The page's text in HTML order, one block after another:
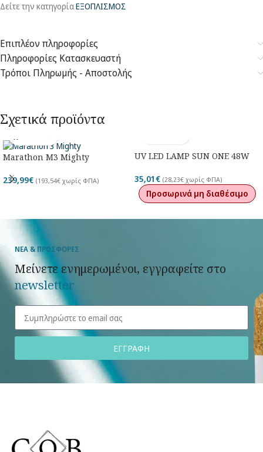
Δείτε την κατηγορίαΕΞΟΠΛΙΣΜΟΣ
Επιπλέον πληροφορίες
Πληροφορίες Κατασκευαστή
Τρόποι Πληρωμής - Αποστολής
Σχετικά προϊόντα
Marathon M3 Mighty
239,99€ (193,54€ χωρίς ΦΠΑ)
UV LED LAMP SUN ONE 48W
35,01 € (28,23€ χωρίς ΦΠΑ)
Προσωρινά μη διαθέσιμο
ΝΕΑ & ΠΡΟΣΦΟΡΕΣ
Μείνετε ενημερωμένοι, εγγραφείτε στο
newsletter
ΕΓΓΡΑΦΗ